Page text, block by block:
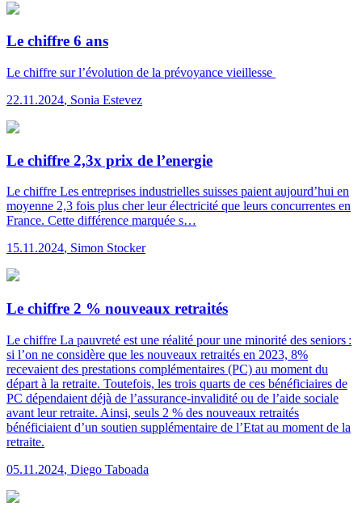
Le chiffre 6 ans
Le chiffre sur l’évolution de la prévoyance vieillesse
22.11.2024, Sonia Estevez
Le chiffre 2,3x prix de l’energie
Le chiffre Les entreprises industrielles suisses paient aujourd’hui en
moyenne 2,3 fois plus cher leur électricité que leurs concurrentes en
France. Cette différence marquée s…
15.11.2024, Simon Stocker
Le chiffre 2 % nouveaux retraités
Le chiffre La pauvreté est une réalité pour une minorité des seniors :
si l’on ne considère que les nouveaux retraités en 2023, 8%
recevaient des prestations complémentaires (PC) au moment du
départ à la retraite. Toutefois, les trois quarts de ces bénéficiaires de
PC dépendaient déjà de l’assurance-invalidité ou de l’aide sociale
avant leur retraite. Ainsi, seuls 2 % des nouveaux retraités
bénéficiaient d’un soutien supplémentaire de l’Etat au moment de la
retraite.
05.11.2024, Diego Taboada